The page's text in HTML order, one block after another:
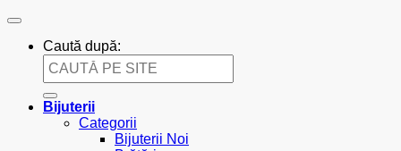
Caută după:
Bijuterii
Categorii
Bijuterii Noi